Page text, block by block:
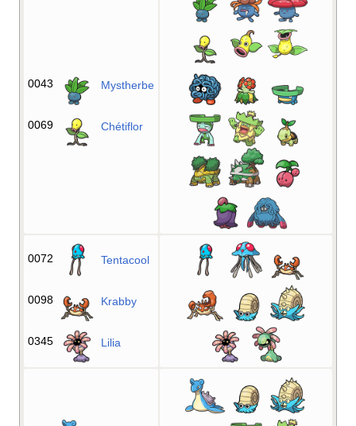
0043 Mystherbe
0069 Chétiflor
0072 Tentacool
0098 Krabby
0345 Lilia